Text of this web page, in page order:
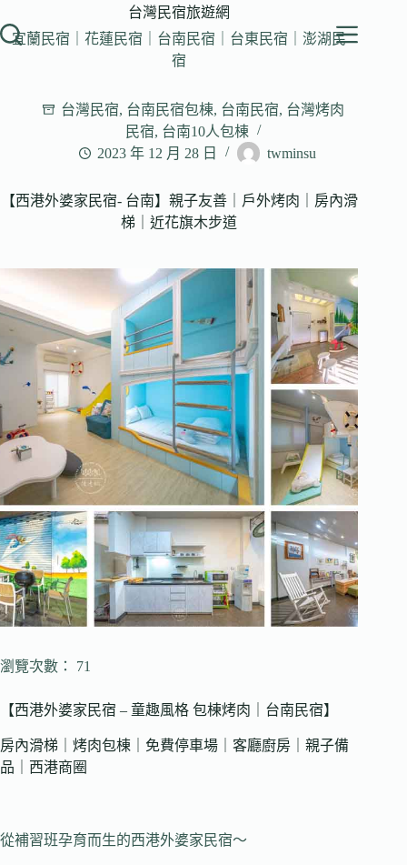
至
台灣民宿旅遊網
宜蘭民宿｜花蓮民宿｜台南民宿｜台東民宿｜澎湖民
宿
台灣民宿, 台南民宿包棟, 台南民宿, 台灣烤肉
民宿, 台南10人包棟
2023 年 12 月 28 日
twminsu
【西港外婆家民宿- 台南】親子友善｜戶外烤肉｜房內滑
梯｜近花旗木步道
瀏覽次數： 71
【西港外婆家民宿 – 童趣風格 包棟烤肉｜台南民宿】
房內滑梯｜烤肉包棟｜免費停車場｜客廳廚房｜親子備
品｜西港商圈
從補習班孕育而生的西港外婆家民宿～